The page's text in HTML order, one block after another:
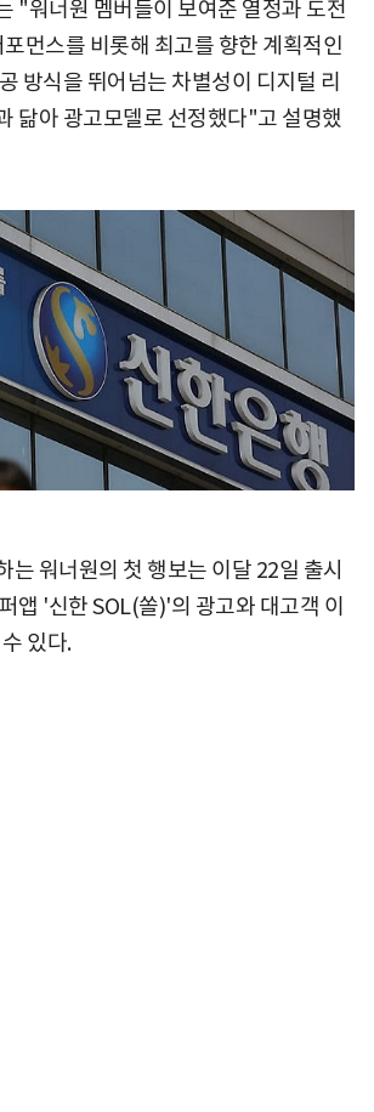
"워너원 멤버들이 보여준 열정과 도전
먼스를 비롯해 최고를 향한 계획적인
방식을 뛰어넘는 차별성이 디지털 리
닮아 광고모델로 선정했다"고 설명했
는 워너원의 첫 행보는 이달 22일 출시
앱 '신한 SOL(쏠)'의 광고와 대고객 이
있다.